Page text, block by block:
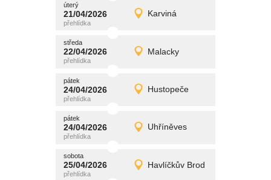
úterý
21/04/2026 Karviná
úterý
21/04/2026 Detail
promítání
středa
22/04/2026 Malacky
středa
22/04/2026 Detail
promítání
pátek
24/04/2026 Hustopeče
pátek
24/04/2026 Detail
promítání
pátek
24/04/2026 Uhříněves
pátek
24/04/2026 Detail
promítání
sobota
25/04/2026 Havlíčkův Brod
sobota
25/04/2026 Detail
promítání